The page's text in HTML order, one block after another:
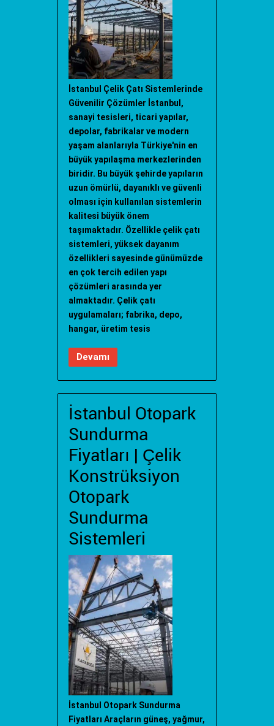
İstanbul Çelik Çatı Sistemlerinde
Güvenilir Çözümler İstanbul,
sanayi tesisleri, ticari yapılar,
depolar, fabrikalar ve modern
yaşam alanlarıyla Türkiye'nin en
büyük yapılaşma merkezlerinden
biridir. Bu büyük şehirde yapıların
uzun ömürlü, dayanıklı ve güvenli
olması için kullanılan sistemlerin
kalitesi büyük önem
taşımaktadır. Özellikle çelik çatı
sistemleri, yüksek dayanım
özellikleri sayesinde günümüzde
en çok tercih edilen yapı
çözümleri arasında yer
almaktadır. Çelik çatı
uygulamaları; fabrika, depo,
hangar, üretim tesis
Devamı
İstanbul Otopark
Sundurma
Fiyatları | Çelik
Konstrüksiyon
Otopark
Sundurma
Sistemleri
İstanbul Otopark Sundurma
Fiyatları Araçların güneş, yağmur,